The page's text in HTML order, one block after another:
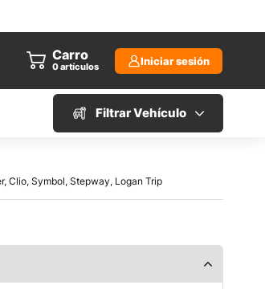
Carro
0artículos Iniciar sesión
Filtrar Vehículo
Clio, Symbol, Stepway, Logan Trip